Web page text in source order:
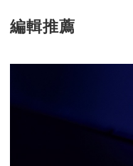
編輯推薦